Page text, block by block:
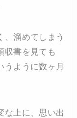
、溜めてしまう
収書を見ても
うように数ヶ月
な上に、思い出